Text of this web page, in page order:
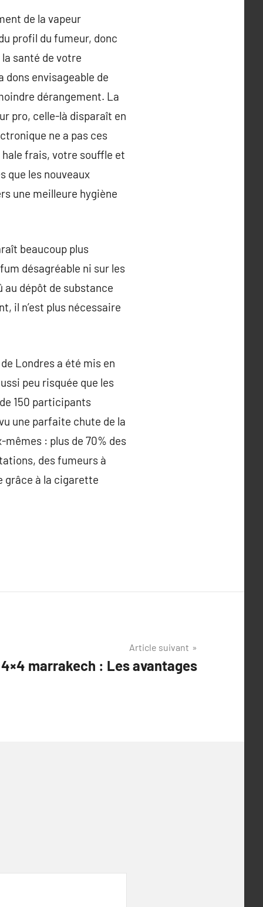
de la vapeur
profil du fumeur, donc
santé de votre
envisageable de
dérangement. La
pro, celle-là disparaît en
ne a pas ces
frais, votre souffle et
que les nouveaux
une meilleure hygiène
beaucoup plus
désagréable ni sur les
au dépôt de substance
il n’est plus nécessaire
Londres a été mis en
peu risquée que les
150 participants
une parfaite chute de la
: plus de 70% des
des fumeurs à
grâce à la cigarette
Article suivant
marrakech : Les avantages